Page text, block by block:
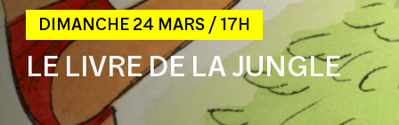
DIMANCHE 24 MARS / 17H
LE LIVRE DE LA JUNGLE